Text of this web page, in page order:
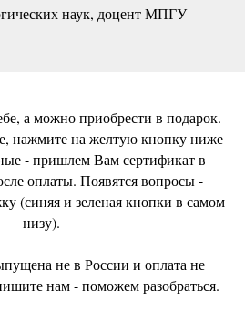
наук, доцент МПГУ
а можно приобрести в подарок.
нажмите на желтую кнопку ниже
- пришлем Вам сертификат в
оплаты. Появятся вопросы -
(синяя и зеленая кнопки в самом
низу).
не в России и оплата не
нам - поможем разобраться.